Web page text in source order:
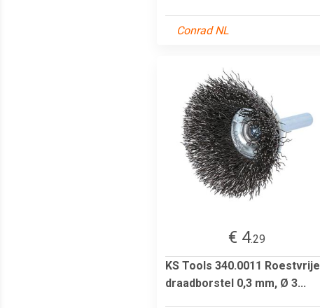
Conrad NL
€ 4.29
KS Tools 340.0011 Roestvrije
draadborstel 0,3 mm, Ø 3...